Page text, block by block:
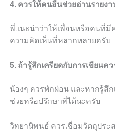
4. ควรให้คนอื่นช่วยอ่านรายงา
พี่แนะนำว่าให้เพื่อนหรือคนที่มี
ความคิดเห็นที่หลากหลายครับ
5. ถ้ารู้สึกเครียดกับการเขียนคว
น้องๆ ควรพักผ่อน และหากรู้สึ
ช่วยหรือปรึกษาพี่ได้นะครับ
วิทยานิพนธ์ ควรเชื่อมวัตถุประ